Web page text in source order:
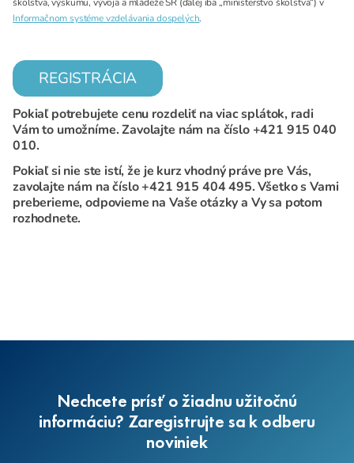
Informačnom systéme vzdelávania dospelých.
REGISTRÁCIA
Pokiaľ potrebujete cenu rozdeliť na viac splátok, radi
Vám to umožníme. Zavolajte nám na číslo +421 915 040
010.
Pokiaľ si nie ste istí, že je kurz vhodný práve pre Vás,
zavolajte nám na číslo +421 915 404 495. Všetko s Vami
preberieme, odpovieme na Vaše otázky a Vy sa potom
rozhodnete.
Nechcete prísť o žiadnu užitočnú
informáciu? Zaregistrujte sa k odberu
noviniek